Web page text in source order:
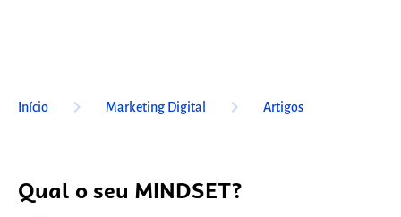
Início keyboard_arrow_right Marketing Digital keyboard_arrow_right Artigos
Qual o seu MINDSET?